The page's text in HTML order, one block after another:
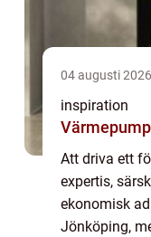
04 augusti 2026
inspiration
Att driva ett
expertis,
ekonomisk
Jönköping,